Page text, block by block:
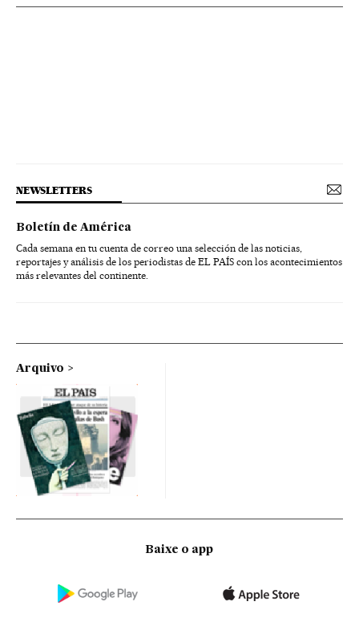
NEWSLETTERS
Boletín de América
Cada semana en tu cuenta de correo una selección de las noticias,
reportajes y análisis de los periodistas de EL PAÍS con los acontecimientos
más relevantes del continente.
Arquivo
Baixe o app